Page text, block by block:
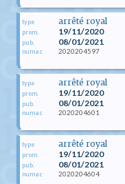
type arrêté royal
prom. 19/11/2020
pub. 08/01/2021
numac 2020204597
type arrêté royal
prom. 19/11/2020
pub. 08/01/2021
numac 2020204601
type arrêté royal
prom. 19/11/2020
pub. 08/01/2021
numac 2020204604